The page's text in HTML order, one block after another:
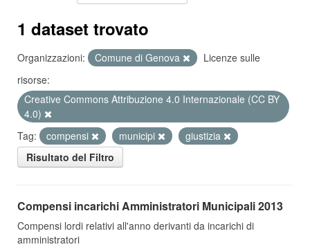
1 dataset trovato
Organizzazioni: Comune di Genova
Licenze sulle
risorse:
Creative Commons Attribuzione 4.0 Internazionale (CC BY
4.0)
Tag:
compensi municipi
giustizia
Risultato del Filtro
Compensi incarichi Amministratori Municipali 2013
Compensi lordi relativi all'anno derivanti da incarichi di
amministratori